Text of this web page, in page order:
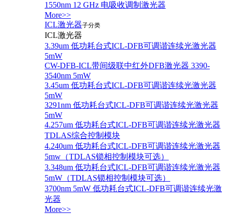
1550nm 12 GHz 电吸收调制激光器
More>>
ICL激光器子分类
ICL激光器
3.39um 低功耗台式ICL-DFB可调谐连续光激光器
5mW
CW-DFB-ICL带间级联中红外DFB激光器 3390-
3540nm 5mW
3.45um 低功耗台式ICL-DFB可调谐连续光激光器
5mW
3291nm 低功耗台式ICL-DFB可调谐连续光激光器
5mW
4.257um 低功耗台式ICL-DFB可调谐连续光激光器
TDLAS综合控制模块
4.240um 低功耗台式ICL-DFB可调谐连续光激光器
5mw（TDLAS锁相控制模块可选）
3.348um 低功耗台式ICL-DFB可调谐连续光激光器
5mW（TDLAS锁相控制模块可选）
3700nm 5mW 低功耗台式ICL-DFB可调谐连续光激
光器
More>>